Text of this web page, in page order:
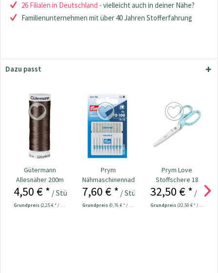
26 Filialen in Deutschland - vielleicht auch in deiner Nähe?
Familienunternehmen mit über 40 Jahren Stofferfahrung
Dazu passt
Gütermann
Allesnäher 200m
Fb. 021 - braun
4,50 € * / Stück
Grundpreis (2,25 € * / 100 Meter)
Prym
Nähmaschinennadeln
130/705
Universal...
7,60 € * / Stück
Grundpreis (0,76 € * / 1 Stück)
Prym Love
Stoffschere 18
cm Nr. 610540
32,50 € * / Stück
Grundpreis (32,50 € * / 1 Stück)